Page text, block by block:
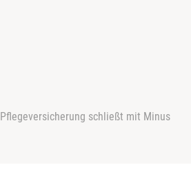
Pflegeversicherung schließt mit Minus